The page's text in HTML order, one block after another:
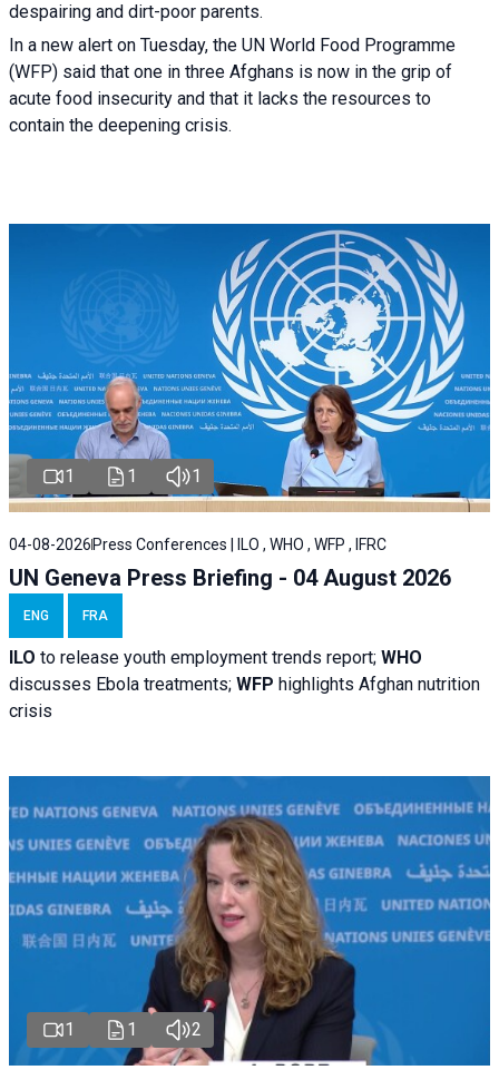
despairing and dirt-poor parents.
In a new alert on Tuesday, the UN World Food Programme
(WFP) said that one in three Afghans is now in the grip of
acute food insecurity and that it lacks the resources to
contain the deepening crisis.
1 1 1
04-08-2026 Press Conferences | ILO , WHO , WFP , IFRC
UN Geneva Press Briefing - 04 August 2026
ENG FRA
ILO to release youth employment trends report; WHO
discusses Ebola treatments; WFP highlights Afghan nutrition
crisis
1 1 2